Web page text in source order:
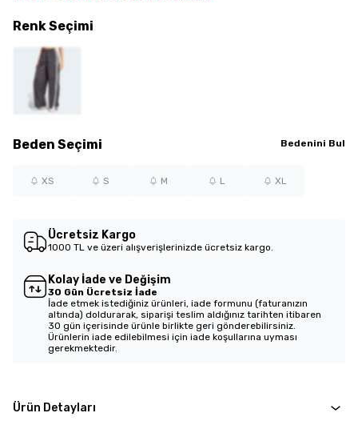
Beden Seçimi Bedenini Bul
XS S M L XL
RenkSeçimi
Ücretsiz Kargo
1000 TL ve üzeri alışverişlerinizde ücretsiz kargo.
Kolay İade ve Değişim
30 Gün Ücretsiz İade
İade etmek istediğiniz ürünleri, iade formunu (faturanızın
altında) doldurarak, siparişi teslim aldığınız tarihten itibaren
30 gün içerisinde ürünle birlikte geri gönderebilirsiniz.
Ürünlerin iade edilebilmesi için iade koşullarına uyması
gerekmektedir.
Ürün Detayları